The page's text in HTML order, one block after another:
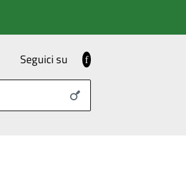
Seguici su